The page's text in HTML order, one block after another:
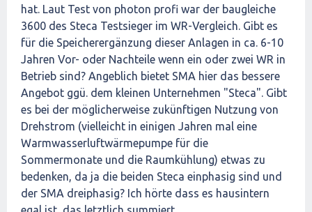
hat. Laut Test von photon profi war der baugleiche
3600 des Steca Testsieger im WR-Vergleich. Gibt es
für die Speicherergänzung dieser Anlagen in ca. 6-10
Jahren Vor- oder Nachteile wenn ein oder zwei WR in
Betrieb sind? Angeblich bietet SMA hier das bessere
Angebot ggü. dem kleinen Unternehmen "Steca". Gibt
es bei der möglicherweise zukünftigen Nutzung von
Drehstrom (vielleicht in einigen Jahren mal eine
Warmwasserluftwärmepumpe für die
Sommermonate und die Raumkühlung) etwas zu
bedenken, da ja die beiden Steca einphasig sind und
der SMA dreiphasig? Ich hörte dass es hausintern